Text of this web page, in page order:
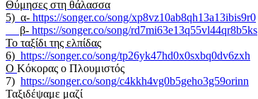
Θύμησες στη θάλασσα
5) α- https://songer.co/song/xp8vz10ab8qh13a13ibis9r0
β- https://songer.co/song/rd7mi63e13q55vl44qr8b5ks
Το ταξίδι της ελπίδας
6) https://songer.co/song/tp26yk47hd0x0sxbq0dv6zxh
O Kόκορας ο Πλουμιστός
7) https://songer.co/song/c4kkh4vg0b5geho3g59orinn
Ταξιδέψαμε μαζί